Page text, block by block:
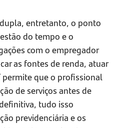
entretanto, o ponto
do tempo e o
com o empregador
as fontes de renda, atuar
permite que o profissional
de serviços antes de
tudo isso
previdenciária e os